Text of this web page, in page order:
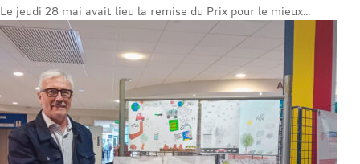
Le jeudi 28 mai avait lieu la remise du Prix pour le mieux...